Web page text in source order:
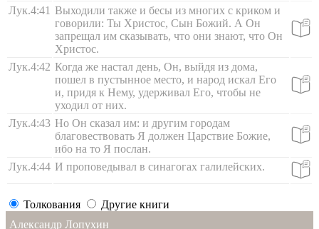
Лук.4:41 Выходили также и бесы из многих с криком и
говорили: Ты Христос, Сын Божий. А Он
запрещал им сказывать, что они знают, что Он
Христос.
Лук.4:42 Когда же настал день, Он, выйдя из дома,
пошел в пустынное место, и народ искал Его
и, придя к Нему, удерживал Его, чтобы не
уходил от них.
Лук.4:43 Но Он сказал им: и другим городам
благовествовать Я должен Царствие Божие,
ибо на то Я послан.
Лук.4:44 И проповедывал в синагогах галилейских.
Толкования
Другие книги
Александр Лопухин